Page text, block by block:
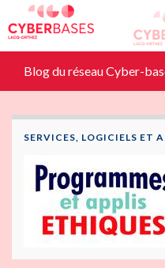
Blog du réseau Cyber-
SERVICES, LOGICIELS ET